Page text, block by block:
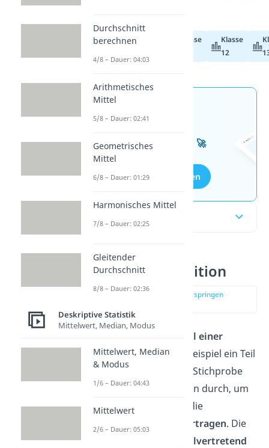
!
Abiturvorbereitung
Klasse
Klasse
12
Wissen mit unseren
kostenlosen Aufgaben 🚀
Aufgaben entdecken
Stichprobe Definition
zur Stelle im Video springen
Teil einer
Grundgesamtheit, zum Beispiel ein Teil
der Bevölkerung.
Mit der Stichprobe
führst du Untersuchungen durch, um
die Ergebnisse dann auf die
Grundgesamtheit zu
übertragen. Die
Stichprobe steht also
stellvertretend
Durchschnitt
berechnen
4/8 – Dauer: 04:03
Arithmetisches
Mittel
5/8 – Dauer: 02:41
Geometrisches
Mittel
6/8 – Dauer: 01:29
Harmonisches Mittel
7/8 – Dauer: 02:25
Gleitender
Durchschnitt
8/8 – Dauer: 02:36
Deskriptive Statistik
Mittelwert, Median, Modus
Mittelwert, Median
& Modus
1/6 – Dauer: 04:43
Mittelwert
2/6 – Dauer: 05:03